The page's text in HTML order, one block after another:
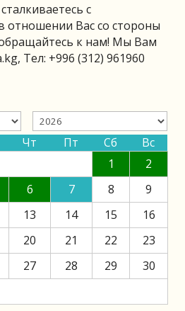
с
отношении Вас со стороны
к нам! Мы Вам
, Тел: +996 (312) 961960
Чт Пт Сб
Вс
1
2
6 7 8
9
13 14 15
16
20 21 22
23
27 28 29
30